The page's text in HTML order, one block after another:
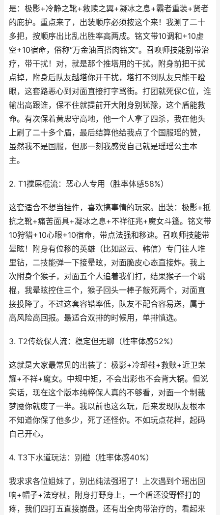
是：极影+冷静之靴+救赎之翼+凝冰之息+霸者重装+贤者
的庇护。重点来了，出装顺序必须按这个来！我测了二十
多把，按顺序出比乱出胜率高两成。铭文带10调和+10虚
空+10宿命，俗称“万金油百搭肉铭文”。召唤师技能别带治
疗，带干扰！对，就是那个推塔用的干扰。附身前把干扰
点掉，附身后队友越塔你开干扰，塔打不到队友只能干瞪
眼，这套路恶心到对面直接打字骂街。打团就死保C位，谁
输出高跟谁，保不住就提前开大附身别犹豫，这个盾能救
命。有次保着黄忠守高地，他一个人拿了四杀，我在他头
上刷了二十多个盾，最后结算他给我点了个国服瑶的赞，
虽然我不是国服，但那一刻我感觉自己就是瑶瑶公主本
主。
2. T1搅屎棍流：恶心人专用（胜率体感58%）
这套适合不想当挂件，喜欢搞事情的玩家。出装：极影+抵
抗之靴+痛苦面具+凝冰之息+不祥征兆+魔女斗篷。铭文带
10狩猎+10心眼+10宿命，带点法强和移速。召唤师技能带
晕眩！附身有位移的英雄（比如赵云、韩信）专门往人堆
里钻，二技能弹一下接晕眩，对面脆皮心态直接炸。我上
次附身个猴子，对面五个人追着我们打，结果猴子一个跳
棍，我晕眩控住三个，猴子回头一棒子敲死两个，对面直
接投降了。不过这套容错率低，队友不配合容易送，属于
高风险高回报。最适合双排的时候用，单排慎选。
3. T2传统保人流：稳定但无聊（胜率体感52%）
这就是大家最常见的出装了：极影+冷却鞋+救赎+近卫荣
耀+不祥+魔女。中规中矩，不会出彩也不会背大锅。但说
实话，现在这个版本纯粹保人真的不够看，对面一个制裁
梦魇你就废了一半。我以前也这么玩，后来发现队友根本
不知道你保了他多少，死了还怪你。不如玩点花样，起码
自己开心。
4. T3下水道玩法：别碰（胜率体感40%）
我求求各位姐妹了，别出纯法强瑶了！上次遇到个瑶出回
响+帽子+法穿杖，附身打野身上，一个盾还没野怪打的
疼，我们四打五直接崩盘。还有出全肉带治疗的，看起来